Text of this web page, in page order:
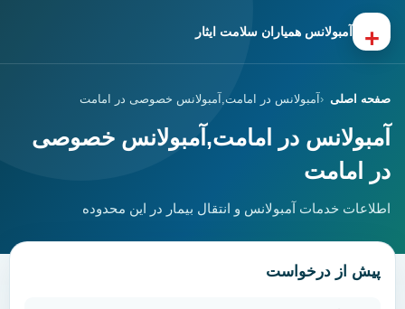
+ آمبولانس همیاران سلامت ایثار
صفحه اصلی آمبولانس در امامت,آمبولانس خصوصی در امامت
آمبولانس در امامت,آمبولانس خصوصی
در امامت
اطلاعات خدمات آمبولانس و انتقال بیمار در این محدوده
پیش از درخواست